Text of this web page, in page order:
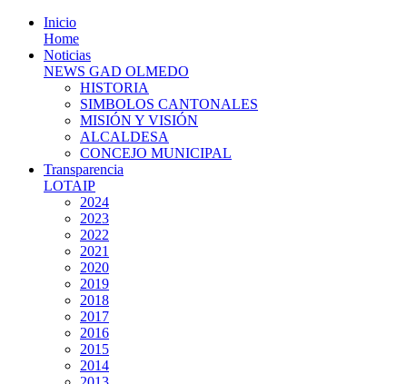
Inicio
Home
Noticias
NEWS GAD OLMEDO
HISTORIA
SIMBOLOS CANTONALES
MISIÓN Y VISIÓN
ALCALDESA
CONCEJO MUNICIPAL
Transparencia
LOTAIP
2024
2023
2022
2021
2020
2019
2018
2017
2016
2015
2014